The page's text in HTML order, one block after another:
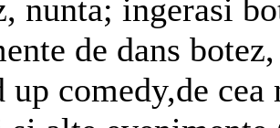
nunta; ingerasi
de dans
up comedy,de